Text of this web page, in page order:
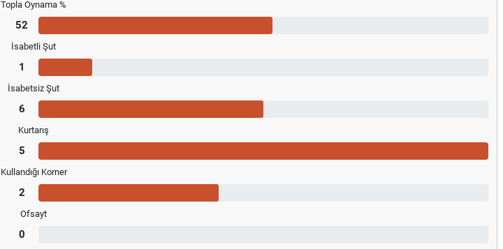
Topla Oynama %
52
İsabetli Şut
1
İsabetsiz Şut
6
Kurtarış
5
Kullandığı Korner
2
Ofsayt
0